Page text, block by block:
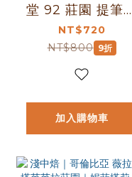
堂 92 莊園 提筆卡
熱衝擊雙重厭氧 咖
啡豆 半磅
(227g±5g )｜暖窩
NT$720
NT$800 9折
加入購物車